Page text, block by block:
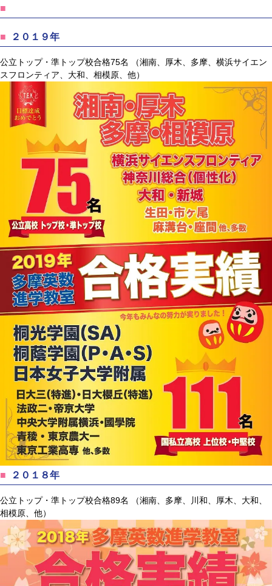
２０１９年
公立トップ・準トップ校合格75名 （湘南、厚木、多摩、横浜サイエン
スフロンティア、大和、相模原、他）
２０１８年
公立トップ・準トップ校合格89名 （湘南、多摩、川和、厚木、大和、
相模原、他）